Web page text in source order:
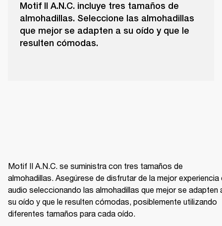
Motif II A.N.C. incluye tres tamaños de
almohadillas. Seleccione las almohadillas
que mejor se adapten a su oído y que le
resulten cómodas.
Motif II A.N.C. se suministra con tres tamaños de
almohadillas. Asegúrese de disfrutar de la mejor experiencia
audio seleccionando las almohadillas que mejor se adapten
su oído y que le resulten cómodas, posiblemente utilizando
diferentes tamaños para cada oído.